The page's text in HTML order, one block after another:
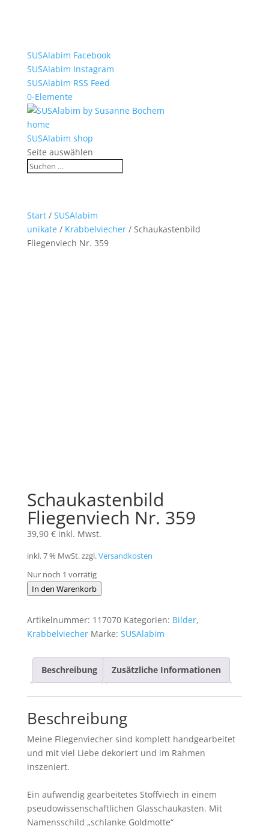
SUSAlabim Facebook
SUSAlabim Instagram
SUSAlabim RSS Feed
0-Elemente
home
SUSAlabim shop
Seite auswählen
Start/ SUSAlabim
unikate/ Krabbelviecher/ Schaukastenbild
Fliegenviech Nr. 359
Schaukastenbild
Fliegenviech Nr. 359
39,90 € inkl. Mwst.
inkl. 7 % MwSt.zzgl.Versandkosten
Nur noch 1 vorrätig
Schaukastenbild
Nr.
359
In den Warenkorb
Artikelnummer: 117070 Kategorien: Bilder,
Krabbelviecher Marke: SUSAlabim
Beschreibung Zusätzliche Informationen
Beschreibung
Meine Fliegenviecher sind komplett handgearbeitet
und mit viel Liebe dekoriert und im Rahmen
inszeniert.
Ein aufwendig gearbeitetes Stoffviech in einem
pseudowissenschaftlichen Glasschaukasten. Mit
Namensschild „schlanke Goldmotte“